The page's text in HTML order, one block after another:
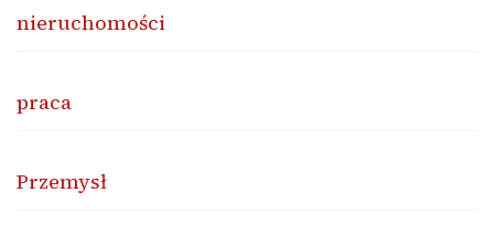
nieruchomości
praca
Przemysł